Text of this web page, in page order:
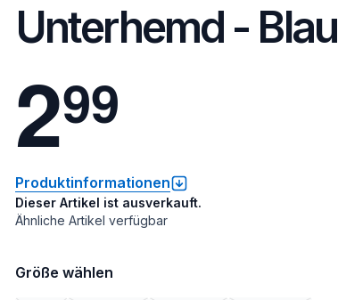
Unterhemd - Blau
299
Produktinformationen
Dieser Artikel ist ausverkauft.
Ähnliche Artikel verfügbar
Größe wählen